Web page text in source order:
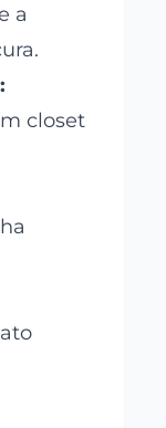
a
closet